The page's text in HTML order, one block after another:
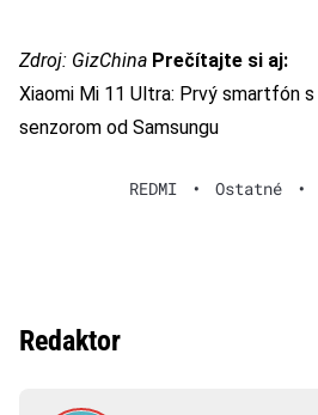
Zdroj: GizChina Prečítajte si aj:
Xiaomi Mi 11 Ultra: Prvý smartfón
senzorom od Samsungu
REDMI • Ostatné •
Redaktor